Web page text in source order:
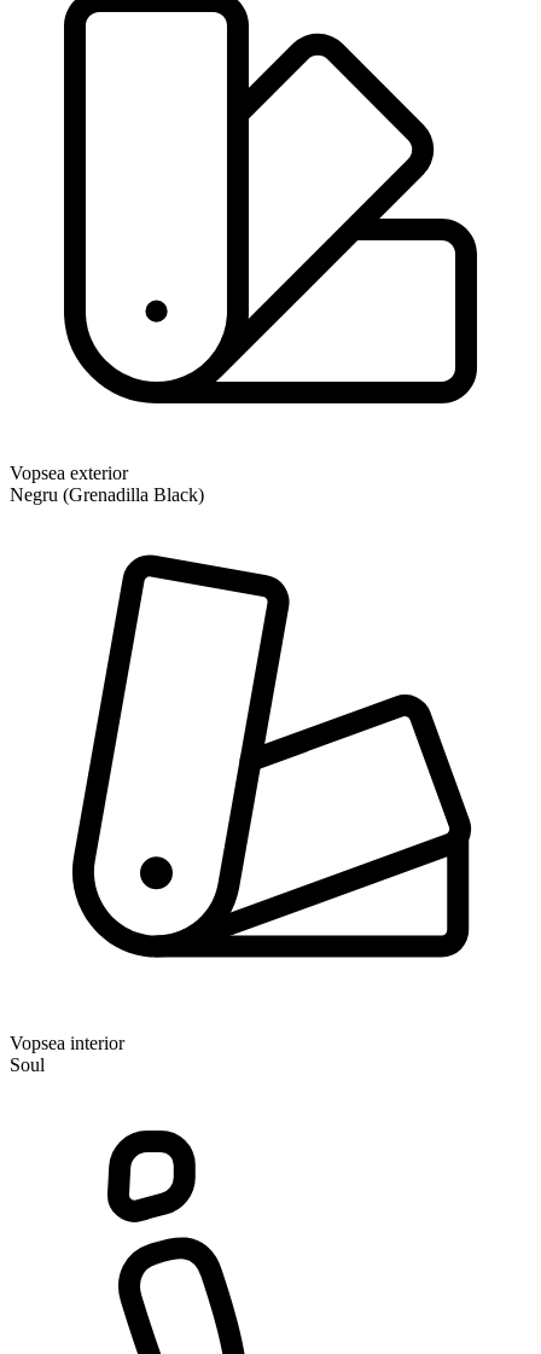
Vopsea exterior
Negru (Grenadilla Black)
Vopsea interior
Soul